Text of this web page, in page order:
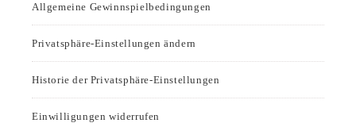
Allgemeine Gewinnspielbedingungen
Privatsphäre-Einstellungen ändern
Historie der Privatsphäre-Einstellungen
Einwilligungen widerrufen